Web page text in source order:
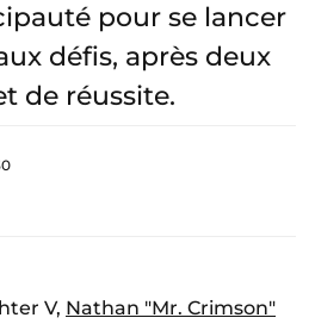
pour se lancer
défis, après deux
de réussite.
V, Nathan "Mr. Crimson"